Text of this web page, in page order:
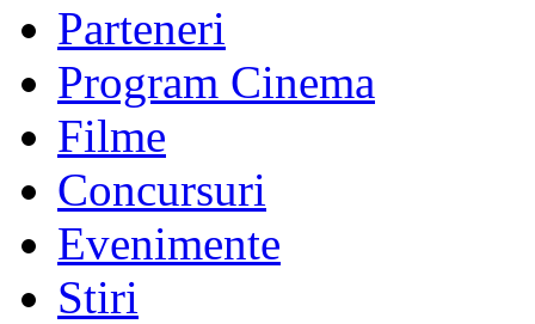
Parteneri
Program Cinema
Filme
Concursuri
Evenimente
Stiri